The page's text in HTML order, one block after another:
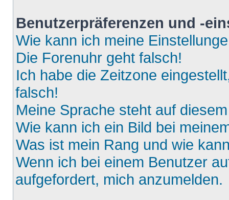
Benutzerpräferenzen und -
Wie kann ich meine
Die Forenuhr geht falsch!
Ich habe die Zeitzone
falsch!
Meine Sprache steht auf
Wie kann ich ein Bild bei
Was ist mein Rang und wie
Wenn ich bei einem Benutzer
aufgefordert, mich anzumelden.